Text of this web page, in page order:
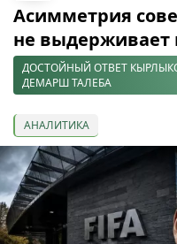
Асимметрия
не выдерживает
ДОСТОЙНЫЙ ОТВЕТ
ДЕМАРШ ТАЛЕБА
АНАЛИТИКА